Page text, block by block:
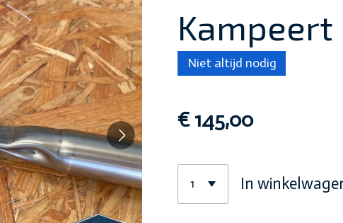
Kampeert
Niet altijd nodig
€ 145,00
In